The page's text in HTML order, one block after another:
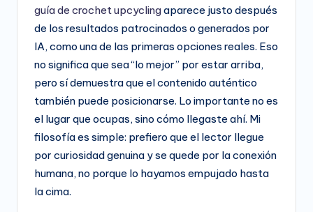
guía de crochet upcyclingaparece justo después
de los resultados patrocinados o generados por
IA, como una de las primeras opciones reales. Eso
no significa que sea “lo mejor” por estar arriba,
pero sí demuestra que el contenido auténtico
también puede posicionarse. Lo importante no es
el lugar que ocupas, sino cómo llegaste ahí. Mi
filosofía es simple: prefiero que el lector llegue
por curiosidad genuina y se quede por la conexión
humana, no porque lo hayamos empujado hasta
la cima.